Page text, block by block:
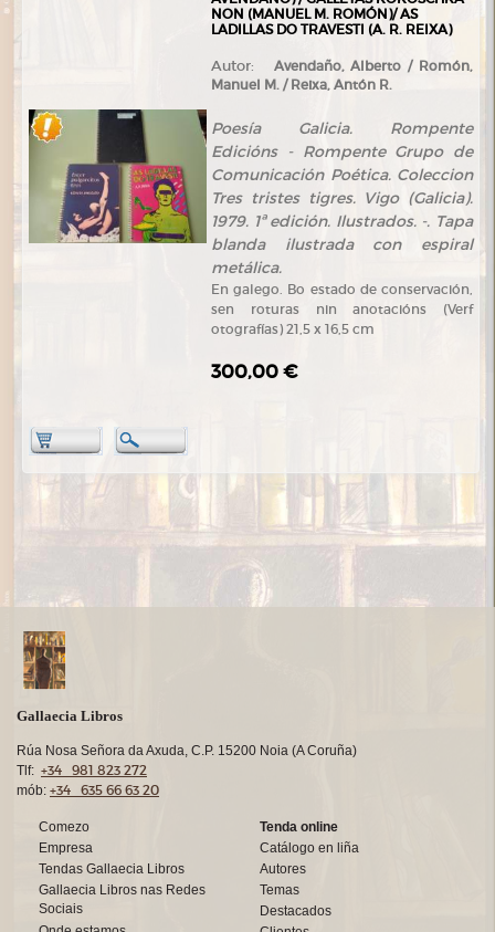
NON (MANUEL M. ROMÓN)/ AS
LADILLAS DO TRAVESTI (A. R. REIXA)
Autor: Avendaño, Alberto / Romón,
Manuel M. / Reixa, Antón R.
Poesía Galicia. Rompente
Edicións - Rompente Grupo de
Comunicación Poética. Coleccion
Tres tristes tigres. Vigo (Galicia).
1979. 1ª edición. Ilustrados. -. Tapa
blanda ilustrada con espiral
metálica.
En galego. Bo estado de conservación,
sen roturas nin anotacións (Verf
otografías) 21,5 x 16,5 cm
300,00 €
Gallaecia Libros
Rúa Nosa Señora da Axuda, C.P. 15200 Noia (A Coruña)
Tlf: +34 981 823 272
mób: +34 635 66 63 20
Comezo
Empresa
Tendas Gallaecia Libros
Gallaecia Libros nas Redes
Sociais
Tenda online
Catálogo en liña
Autores
Temas
Destacados